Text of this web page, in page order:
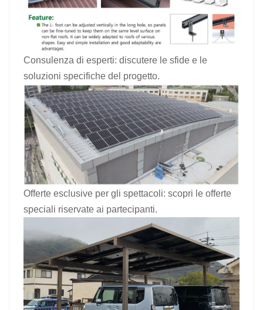
Consulenza di esperti: discutere le sfide e le
soluzioni specifiche del progetto.
Offerte esclusive per gli spettacoli: scopri le offerte
speciali riservate ai partecipanti.